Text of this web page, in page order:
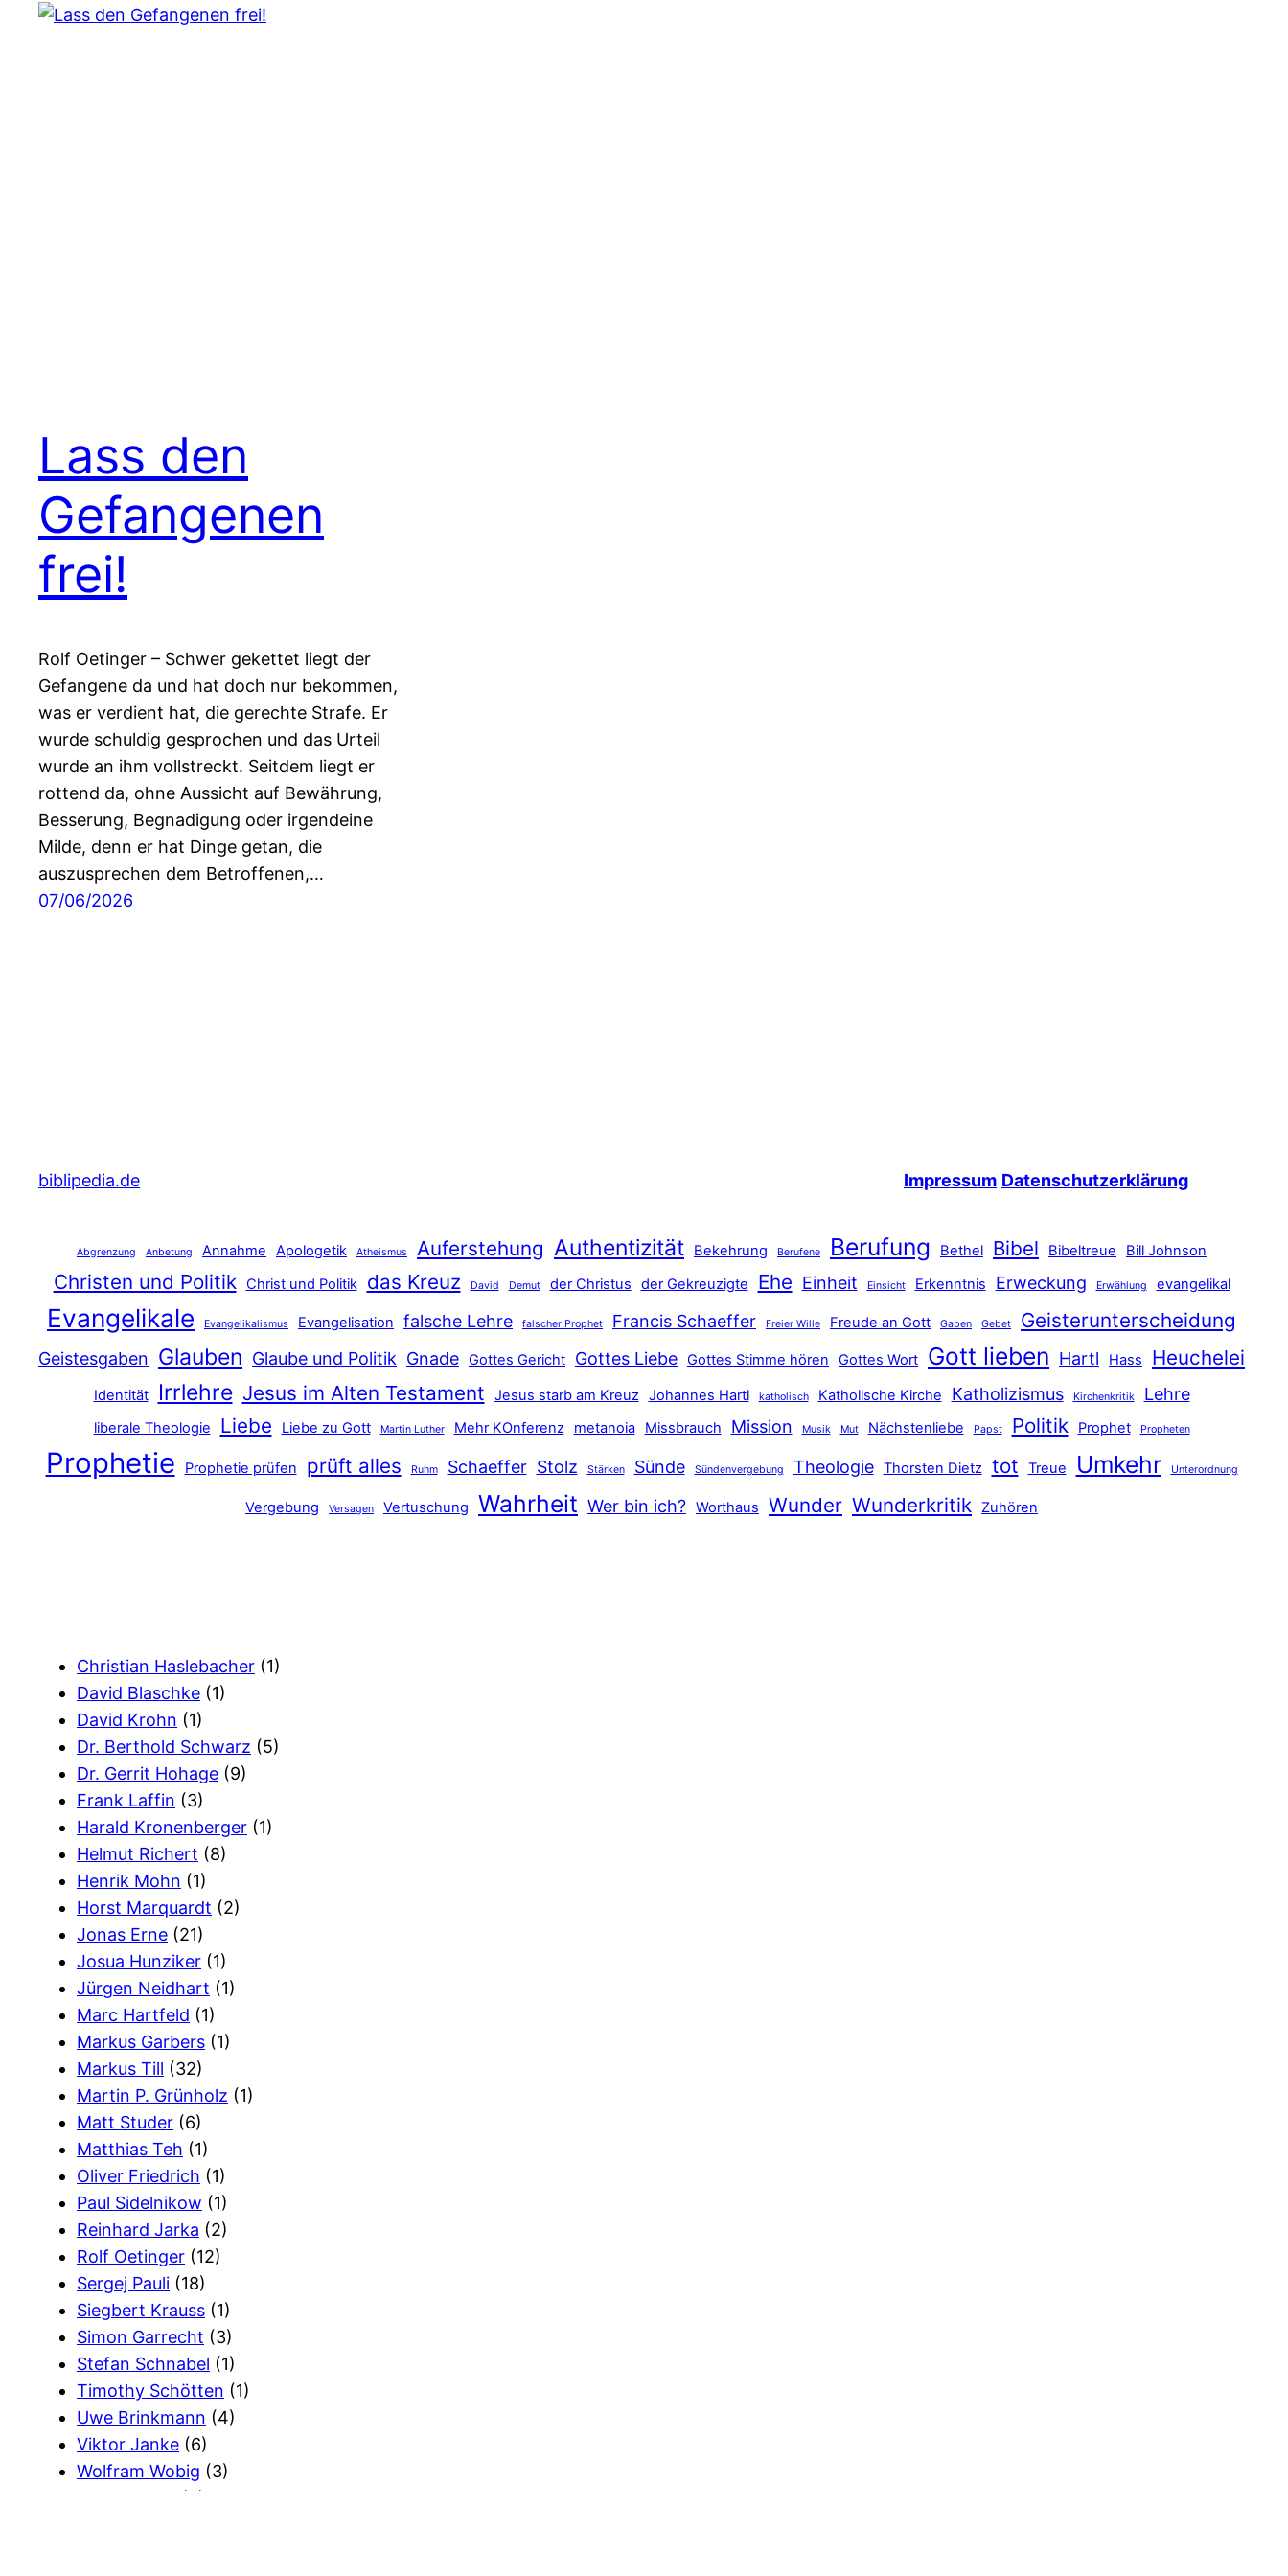
Lass den
Gefangenen
frei!
Rolf Oetinger – Schwer gekettet liegt der
Gefangene da und hat doch nur bekommen,
was er verdient hat, die gerechte Strafe. Er
wurde schuldig gesprochen und das Urteil
wurde an ihm vollstreckt. Seitdem liegt er
rottend da, ohne Aussicht auf Bewährung,
Besserung, Begnadigung oder irgendeine
Milde, denn er hat Dinge getan, die
auszusprechen dem Betroffenen,…
07/06/2026
biblipedia.de Impressum Datenschutzerklärung
Abgrenzung Anbetung Annahme Apologetik Atheismus Auferstehung Authentizität Bekehrung Berufene Berufung Bethel Bibel Bibeltreue Bill Johnson
Christen und Politik Christ und Politik das Kreuz David Demut der Christus der Gekreuzigte Ehe Einheit Einsicht Erkenntnis Erweckung Erwählung evangelikal
Evangelikale Evangelikalismus Evangelisation falsche Lehre falscher Prophet Francis Schaeffer Freier Wille Freude an Gott Gaben Gebet Geisterunterscheidung
Geistesgaben Glauben Glaube und Politik Gnade Gottes Gericht Gottes Liebe Gottes Stimme hören Gottes Wort Gott lieben Hartl Hass Heuchelei
Identität Irrlehre Jesus im Alten Testament Jesus starb am Kreuz Johannes Hartl katholisch Katholische Kirche Katholizismus Kirchenkritik Lehre
liberale Theologie Liebe Liebe zu Gott Martin Luther Mehr KOnferenz metanoia Missbrauch Mission Musik Mut Nächstenliebe Papst Politik Prophet Propheten
Prophetie Prophetie prüfen prüft alles Ruhm Schaeffer Stolz Stärken Sünde Sündenvergebung Theologie Thorsten Dietz tot Treue Umkehr Unterordnung
Vergebung Versagen Vertuschung Wahrheit Wer bin ich? Worthaus Wunder Wunderkritik Zuhören
Christian Haslebacher (1)
David Blaschke (1)
David Krohn (1)
Dr. Berthold Schwarz (5)
Dr. Gerrit Hohage (9)
Frank Laffin (3)
Harald Kronenberger (1)
Helmut Richert (8)
Henrik Mohn (1)
Horst Marquardt (2)
Jonas Erne (21)
Josua Hunziker (1)
Jürgen Neidhart (1)
Marc Hartfeld (1)
Markus Garbers (1)
Markus Till (32)
Martin P. Grünholz (1)
Matt Studer (6)
Matthias Teh (1)
Oliver Friedrich (1)
Paul Sidelnikow (1)
Reinhard Jarka (2)
Rolf Oetinger (12)
Sergej Pauli (18)
Siegbert Krauss (1)
Simon Garrecht (3)
Stefan Schnabel (1)
Timothy Schötten (1)
Uwe Brinkmann (4)
Viktor Janke (6)
Wolfram Wobig (3)
(2)